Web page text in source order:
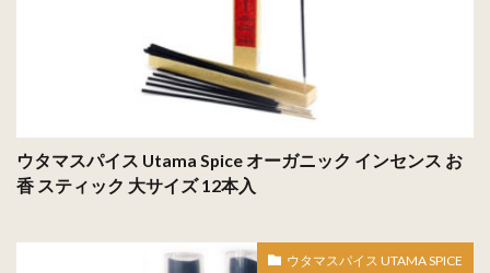
ウタマスパイス Utama Spice オーガニック インセンス お
香 スティック 大サイズ 12本入
ウタマスパイス UTAMA SPICE